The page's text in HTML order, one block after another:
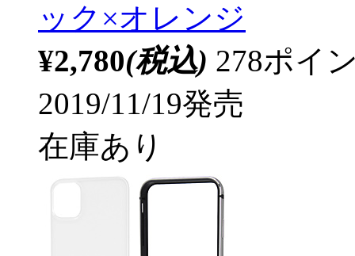
ック×オレンジ
¥2,780(税込) 278ポイ
2019/11/19発売
在庫あり